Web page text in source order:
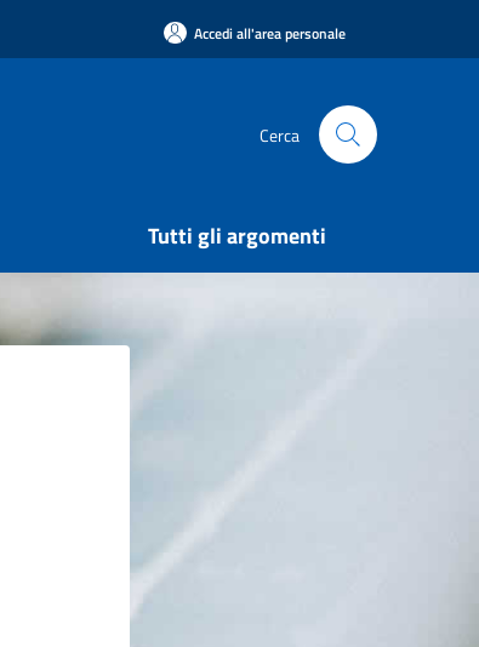
Accedi all'area personale
Cerca
Tutti gli argomenti